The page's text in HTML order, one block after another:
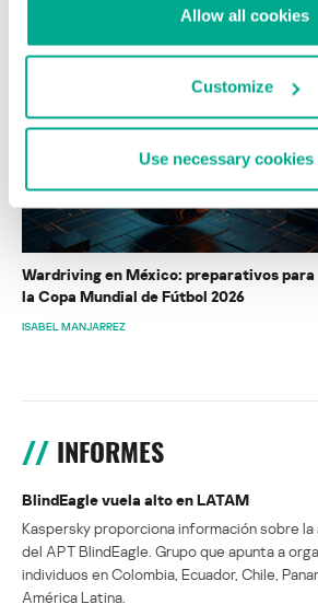
Allow all cookies
Customize
Use necessary
ÚLTIMAS
Wardriving en México: preparativos para
la Copa Mundial de Fútbol 2026
ISABEL MANJARREZ
INFORMES
BlindEagle vuela alto en LATAM
Kaspersky proporciona información sobre la
del APT BlindEagle. Grupo que apunta a
individuos en Colombia, Ecuador, Chile,
América Latina.